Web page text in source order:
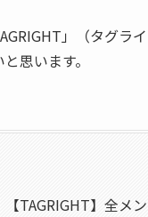
」（タグラ
思います。
【TAGRIGHT】全メ